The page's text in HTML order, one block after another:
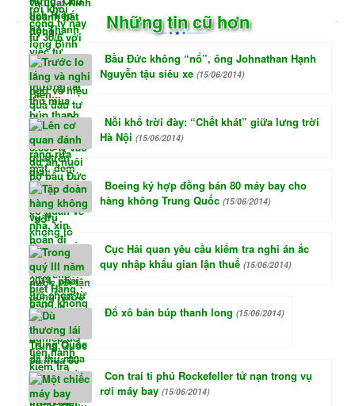
Những tin cũ hơn
Bầu Đức không “nổ”, ông Johnathan Hạnh
Nguyễn tậu siêu xe (15/06/2014)
Nỗi khổ trời đày: “Chết khát” giữa lưng trời
Hà Nội (15/06/2014)
Boeing ký hợp đồng bán 80 máy bay cho
hàng không Trung Quốc (15/06/2014)
Cục Hải quan yêu cầu kiểm tra nghi án ắc
quy nhập khẩu gian lận thuế (15/06/2014)
Đổ xô bán búp thanh long (15/06/2014)
Con trai tỉ phú Rockefeller tử nạn trong vụ
rơi máy bay (15/06/2014)